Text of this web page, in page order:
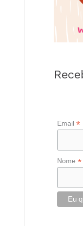
Email *
Nome *